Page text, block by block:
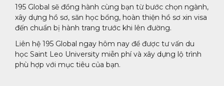
195 Global sẽ đồng hành cùng bạn từ bước chọn ngành,
xây dựng hồ sơ, săn học bổng, hoàn thiện hồ sơ xin visa
đến chuẩn bị hành trang trước khi lên đường.
Liên hệ 195 Global ngay hôm nay để được tư vấn du
học Saint Leo University miễn phí và xây dựng lộ trình
phù hợp với mục tiêu của bạn.